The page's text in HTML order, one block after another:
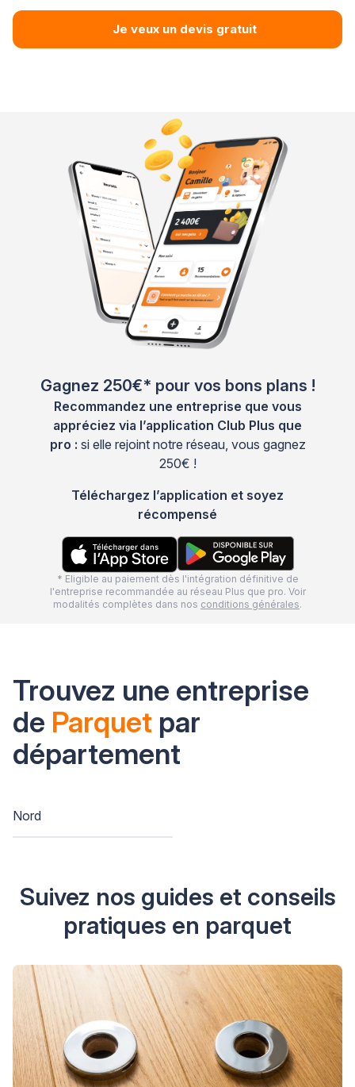
Je veux un devis gratuit
Gagnez 250€* pour vos bons plans !
Recommandez une entreprise que vous
appréciez via l’application Club Plus que
pro : si elle rejoint notre réseau, vous gagnez
250€ !
Téléchargez l’application et soyez
récompensé
* Eligible au paiement dès l'intégration définitive de
l'entreprise recommandée au réseau Plus que pro. Voir
modalités complètes dans nos conditions générales.
Trouvez une entreprise
de Parquet par
département
Nord
Suivez nos guides et conseils
pratiques en parquet